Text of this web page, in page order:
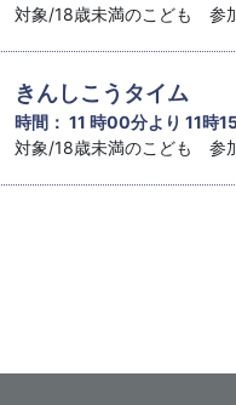
対象/18歳未満のこども 参
きんしこうタイム
時間： 11 時00分より 11時
対象/18歳未満のこども 参